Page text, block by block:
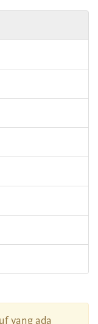
yang ada